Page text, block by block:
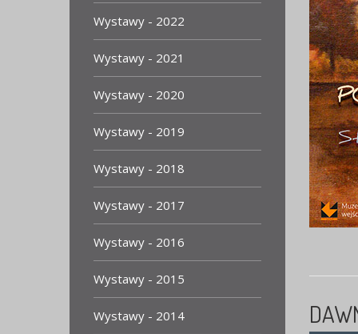
Wystawy - 2022
Wystawy - 2021
Wystawy - 2020
Wystawy - 2019
Wystawy - 2018
Wystawy - 2017
Wystawy - 2016
Wystawy - 2015
Wystawy - 2014